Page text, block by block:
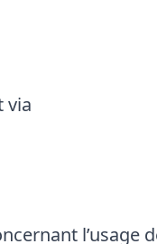
via
l’usage